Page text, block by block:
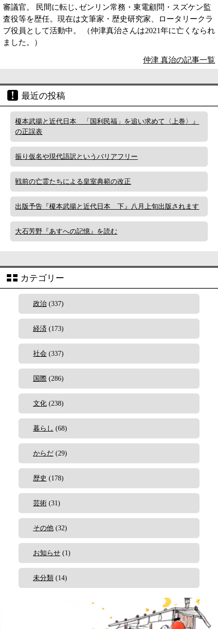
審議官。 民間に転じ､ゼンリン常務・東電顧問・スズケン監
査役等を歴任。現在は文筆家・歴史研究家、ロータリークラ
ブ役員として活動中。 （仲津真治さんは2021年に亡くなられ
ました。）
仲津 真治の記事一覧
最近の投稿
榎本武揚と近代日本 「国利民福」を追い求めて〈上巻〉』
の正誤表
振り仮名や現代語訳というバリアフリー
戦前の亡霊たちによる皇室典範の改正
出版予告『榎本武揚と近代日本 下』八月上旬出版されます
大石芳野『あすへの記憶』を読む
カテゴリー
政治(337)
経済(173)
社会(337)
国際 (286)
文化(238)
暮らし (68)
からだ(29)
歴史 (178)
芸術(31)
その他(32)
お知らせ(1)
未分類(14)